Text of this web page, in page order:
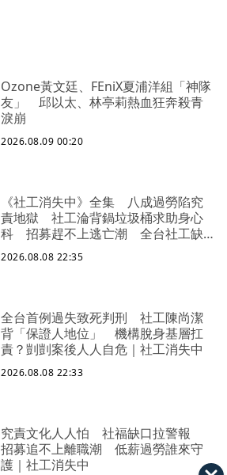
Ozone黃文廷、FEniX夏浦洋組「神隊
友」 邱以太、林亭莉熱血狂奔殺青
淚崩
2026.08.09 00:20
《社工消失中》全集 八成過勞陷究
責地獄 社工淪背鍋垃圾桶求助身心
科 招募趕不上逃亡潮 全台社工缺
口警報 揭薪資回捐黑幕 血汗錢遭
剝削
2026.08.08 22:35
全台首例過失致死判刑 社工陳尚潔
背「保證人地位」 機構脫身基層扛
責？剴剴案後人人自危｜社工消失中
2026.08.08 22:33
究責文化人人怕 社福缺口拉警報
招募追不上離職潮 低薪過勞誰來守
護｜社工消失中